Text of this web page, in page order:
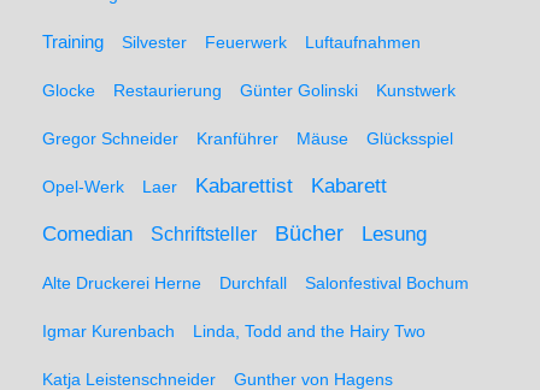
Training Silvester Feuerwerk Luftaufnahmen
Glocke Restaurierung Günter Golinski Kunstwerk
Gregor Schneider Kranführer Mäuse Glücksspiel
Opel-Werk Laer Kabarettist
Kabarett
Comedian
Schriftsteller Bücher Lesung
Alte Druckerei Herne Durchfall Salonfestival Bochum
Igmar Kurenbach Linda, Todd and the Hairy Two
Katja Leistenschneider Gunther von Hagens